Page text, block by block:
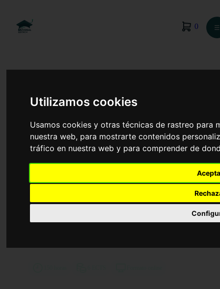
Utilizamos cookies
Usamos cookies y otras técnicas de rastreo para
nuestra web, para mostrarte contenidos
tráfico en nuestra web y para comprender de
0 ☰
Curso de Desarrollo Profesional en